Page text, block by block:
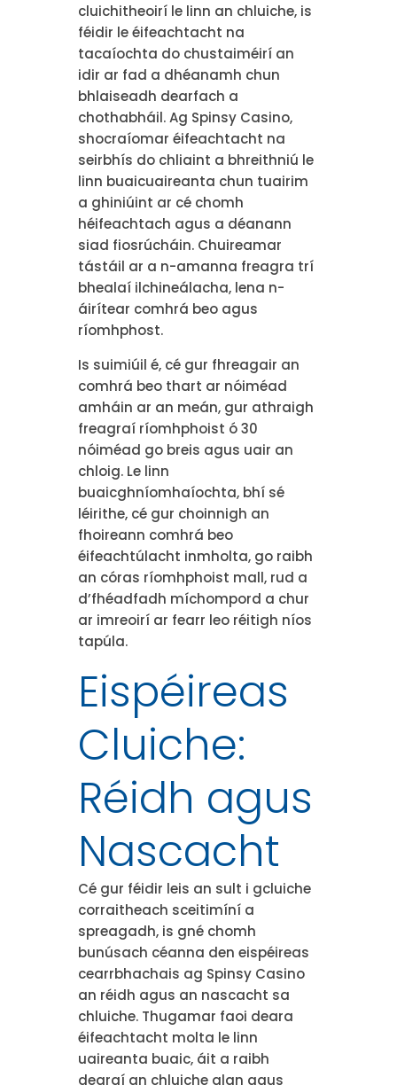
cluichitheoirí le linn an chluiche, is
féidir le éifeachtacht na
tacaíochta do chustaiméirí an
idir ar fad a dhéanamh chun
bhlaiseadh dearfach a
chothabháil. Ag Spinsy Casino,
shocraíomar éifeachtacht na
seirbhís do chliaint a bhreithniú le
linn buaicuaireanta chun tuairim
a ghiniúint ar cé chomh
héifeachtach agus a déanann
siad fiosrúcháin. Chuireamar
tástáil ar a n-amanna freagra trí
bhealaí ilchineálacha, lena n-
áirítear comhrá beo agus
ríomhphost.
Is suimiúil é, cé gur fhreagair an
comhrá beo thart ar nóiméad
amháin ar an meán, gur athraigh
freagraí ríomhphoist ó 30
nóiméad go breis agus uair an
chloig. Le linn
buaicghníomhaíochta, bhí sé
léirithe, cé gur choinnigh an
fhoireann comhrá beo
éifeachtúlacht inmholta, go raibh
an córas ríomhphoist mall, rud a
d’fhéadfadh míchompord a chur
ar imreoirí ar fearr leo réitigh níos
tapúla.
Eispéireas
Cluiche:
Réidh agus
Nascacht
Cé gur féidir leis an sult i gcluiche
corraitheach sceitimíní a
spreagadh, is gné chomh
bunúsach céanna den eispéireas
cearrbhachais ag Spinsy Casino
an réidh agus an nascacht sa
chluiche. Thugamar faoi deara
éifeachtacht molta le linn
uaireanta buaic, áit a raibh
dearaí an chluiche glan agus